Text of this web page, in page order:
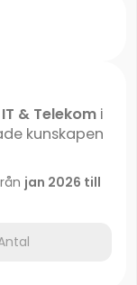
IT & Telekomi
kunskapen
jan 2026 till